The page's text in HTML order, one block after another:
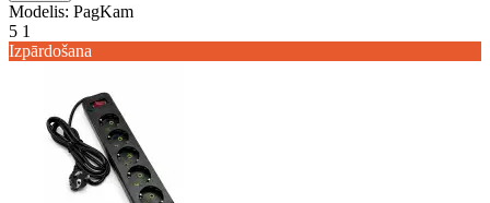
Modelis: PagKam
5 1
Izpārdošana